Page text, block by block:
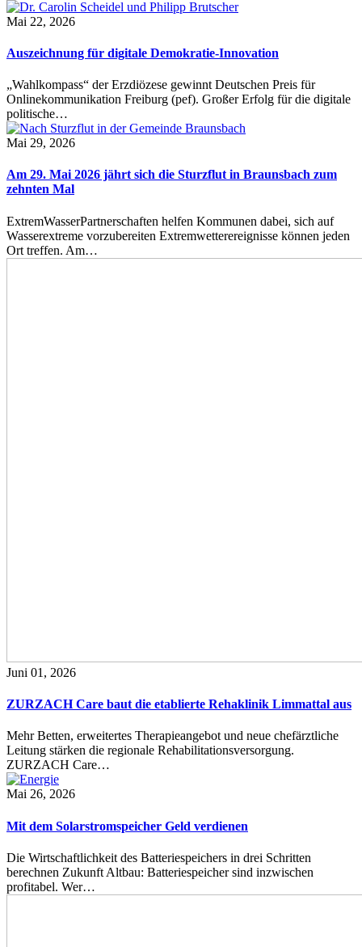
Mai 22, 2026
Auszeichnung für digitale Demokratie-Innovation
„Wahlkompass“ der Erzdiözese gewinnt Deutschen Preis für
Onlinekommunikation Freiburg (pef). Großer Erfolg für die digitale
politische…
Mai 29, 2026
Am 29. Mai 2026 jährt sich die Sturzflut in Braunsbach zum
zehnten Mal
ExtremWasserPartnerschaften helfen Kommunen dabei, sich auf
Wasserextreme vorzubereiten Extremwetterereignisse können jeden
Ort treffen. Am…
Juni 01, 2026
ZURZACH Care baut die etablierte Rehaklinik Limmattal aus
Mehr Betten, erweitertes Therapieangebot und neue chefärztliche
Leitung stärken die regionale Rehabilitationsversorgung.
ZURZACH Care…
Mai 26, 2026
Mit dem Solarstromspeicher Geld verdienen
Die Wirtschaftlichkeit des Batteriespeichers in drei Schritten
berechnen Zukunft Altbau: Batteriespeicher sind inzwischen
profitabel. Wer…